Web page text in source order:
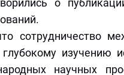
о
сотрудничество
глубокому
научных